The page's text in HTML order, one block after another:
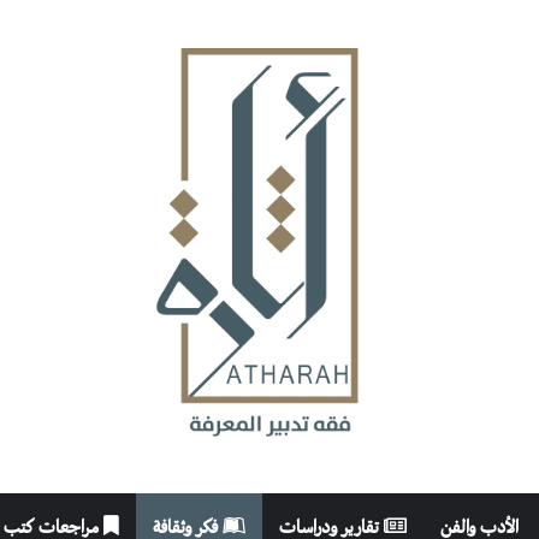
الأدب والفن تقارير ودراسات فكر وثقافة مراجعات كتب